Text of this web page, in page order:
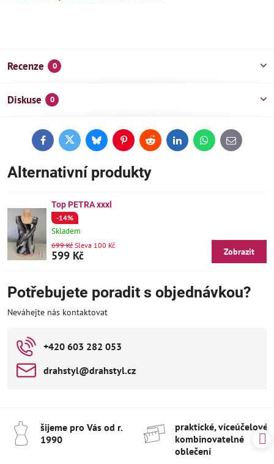
Recenze 0
Diskuse 0
FacebookTwitterBlueskyPinterestReddit LinkedInWhatsApp
E-
mail
Alternativní produkty
Top PETRA xxxl
-14%
Skladem
599 Kč
699 Kč Sleva 100 Kč
Zobrazit
Potřebujete poradit s objednávkou?
Neváhejte nás kontaktovat
+420 603 282 053
drahstyl​@drahstyl​.cz
šijeme pro Vás od r​.
1990
praktické, víceúčelové
kombinovatelné
oblečení